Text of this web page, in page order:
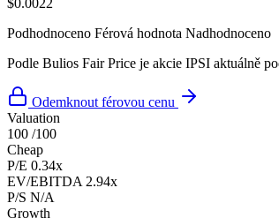
$0.0022
Podhodnoceno Férová hodnota Nadhodnoceno
Podle Bulios Fair Price je akcie IPSI aktuálně
Odemknout férovou cenu
Valuation
100 /100
Cheap
P/E 0.34x
EV/EBITDA 2.94x
P/S N/A
Growth